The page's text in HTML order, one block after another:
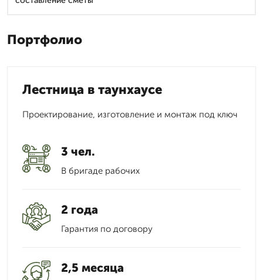
Портфолио
Лестница в таунхаусе
Проектирование, изготовление и монтаж под ключ
3 чел.
В бригаде рабочих
2 года
Гарантия по договору
2,5 месяца